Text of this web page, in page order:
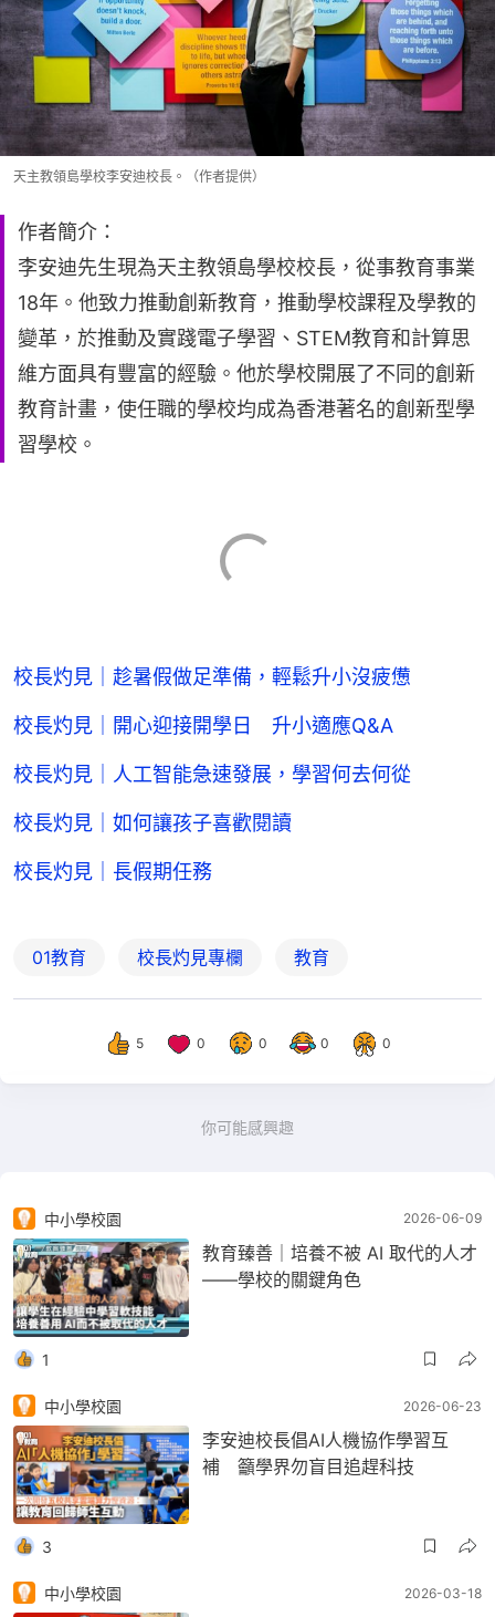
天主教領島學校李安迪校長。（作者提供）
作者簡介：
李安迪先生現為天主教領島學校校長，從事教育事業
18年。他致力推動創新教育，推動學校課程及學教的
變革，於推動及實踐電子學習、STEM教育和計算思
維方面具有豐富的經驗。他於學校開展了不同的創新
教育計畫，使任職的學校均成為香港著名的創新型學
習學校。
校長灼見｜趁暑假做足準備，輕鬆升小沒疲憊
校長灼見｜開心迎接開學日 升小適應Q&A
校長灼見｜人工智能急速發展，學習何去何從
校長灼見｜如何讓孩子喜歡閱讀
校長灼見｜長假期任務
01教育 校長灼見專欄 教育
5 0 0 0 0
你可能感興趣
中小學校園 2026-06-09
教育臻善｜培養不被 AI 取代的人才
——學校的關鍵角色
1
中小學校園 2026-06-23
李安迪校長倡AI人機協作學習互
補 籲學界勿盲目追趕科技
3
中小學校園 2026-03-18